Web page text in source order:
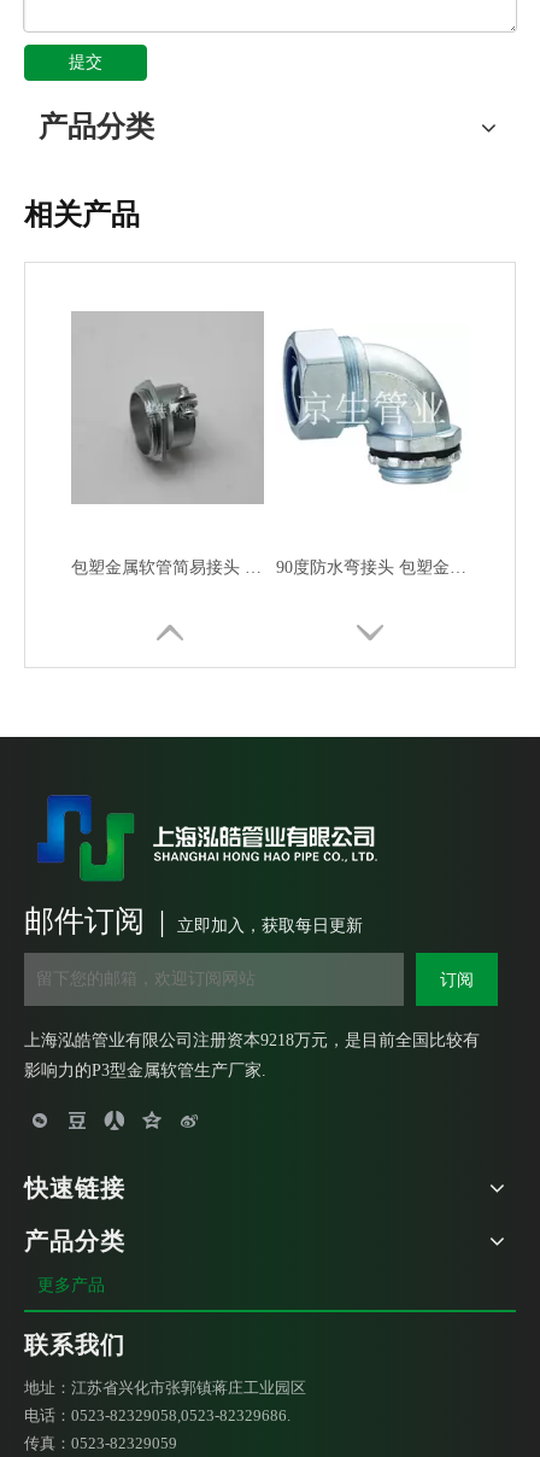
提交
产品分类
相关产品
包塑金属软管简易接头 镀锌软管简易接头 金属简易接头 90度防水弯接头 包塑金属软管90度弯头 金属弯头
邮件订阅 | 立即加入，获取每日更新
订阅
上海泓皓管业有限公司注册资本9218万元，是目前全国比较有
影响力的P3型金属软管生产厂家.
快速链接
产品分类
更多产品
联系我们
地址：江苏省兴化市张郭镇蒋庄工业园区
电话：0523-82329058,0523-82329686.
传真：0523-82329059